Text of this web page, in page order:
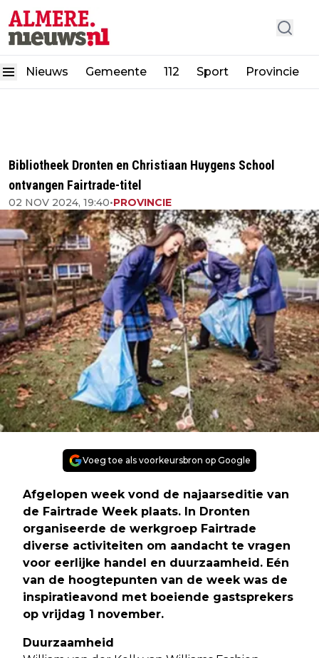
Nieuws Gemeente 112 Sport Provincie
Bibliotheek Dronten en Christiaan Huygens School
ontvangen Fairtrade-titel
02 NOV 2024, 19:40•PROVINCIE
Voeg toe als voorkeursbron op Google
Afgelopen week vond de najaarseditie van
de Fairtrade Week plaats. In Dronten
organiseerde de werkgroep Fairtrade
diverse activiteiten om aandacht te vragen
voor eerlijke handel en duurzaamheid. Eén
van de hoogtepunten van de week was de
inspiratieavond met boeiende gastsprekers
op vrijdag 1 november.
Duurzaamheid